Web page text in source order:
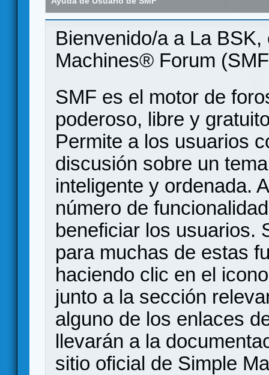
Bienvenido/a a La
Machines® Forum
SMF es el motor de
poderoso, libre y
Permite a los usuarios
discusión sobre un
inteligente y ordenada.
número de
beneficiar los usuarios.
para muchas de estas
haciendo clic en el
junto a la sección
alguno de los enlaces
llevarán a la
sitio oficial de Simple